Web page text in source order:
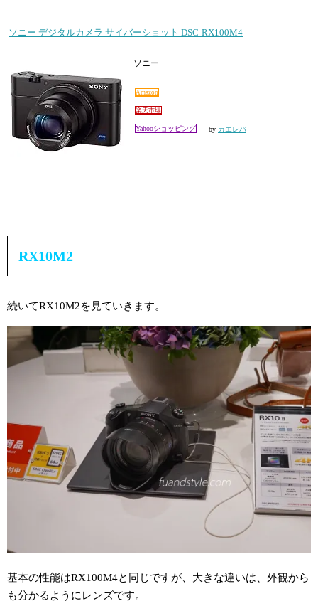
ソニー デジタルカメラ サイバーショット DSC-RX100M4
ソニー
Amazon
楽天市場
Yahooショッピング by カエレバ
RX10M2
続いてRX10M2を見ていきます。
基本の性能はRX100M4と同じですが、大きな違いは、外観から
も分かるようにレンズです。